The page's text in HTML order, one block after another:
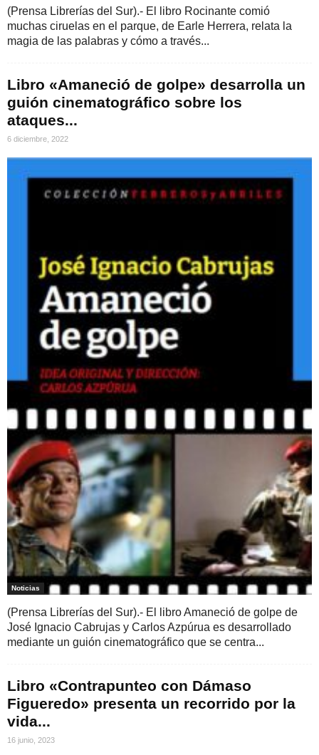
(Prensa Librerías del Sur).- El libro Rocinante comió
muchas ciruelas en el parque, de Earle Herrera, relata la
magia de las palabras y cómo a través...
Libro «Amaneció de golpe» desarrolla un
guión cinematográfico sobre los
ataques...
6 diciembre, 2022
Noticias
(Prensa Librerías del Sur).- El libro Amaneció de golpe de
José Ignacio Cabrujas y Carlos Azpúrua es desarrollado
mediante un guión cinematográfico que se centra...
Libro «Contrapunteo con Dámaso
Figueredo» presenta un recorrido por la
vida...
16 junio, 2023